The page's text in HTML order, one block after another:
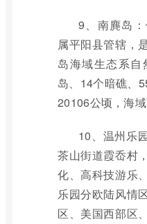
9、南麂岛
属平阳县管辖，
岛海域生态系
岛、14个暗礁、
20106公顷，海
10、温州乐
茶山街道霞岙村
化、高科技游乐
乐园分欧陆风情
区、美国西部区